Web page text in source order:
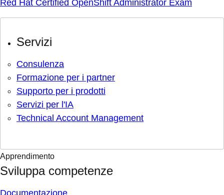
Red Hat Certified OpenShift Administrator Exam
Servizi
Consulenza
Formazione per i partner
Supporto per i prodotti
Servizi per l'IA
Technical Account Management
Apprendimento
Sviluppa competenze
Documentazione